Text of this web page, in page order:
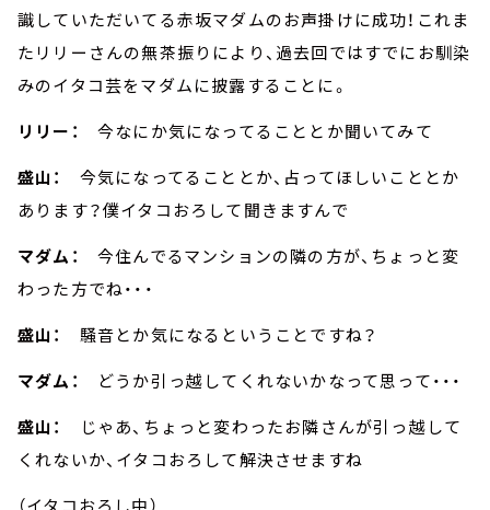
識していただいてる赤坂マダムのお声掛けに成功！これま
たリリーさんの無茶振りにより、過去回ではすでにお馴染
みのイタコ芸をマダムに披露することに。
リリー：
今なにか気になってることとか聞いてみて
盛山：
今気になってることとか、占ってほしいこととか
あります？僕イタコおろして聞きますんで
マダム：
今住んでるマンションの隣の方が、ちょっと変
わった方でね・・・
盛山：
騒音とか気になるということですね？
マダム：
どうか引っ越してくれないかなって思って・・・
盛山：
じゃあ、ちょっと変わったお隣さんが引っ越して
くれないか、イタコおろして解決させますね